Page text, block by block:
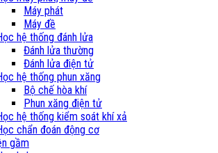
Máy phát
Máy đề
hệ thống đánh lửa
Đánh lửa thường
Đánh lửa điện tử
hệ thống phun xăng
Bộ chế hòa khí
Phun xăng điện tử
hệ thống kiểm soát khí xả
chẩn đoán động cơ
gầm